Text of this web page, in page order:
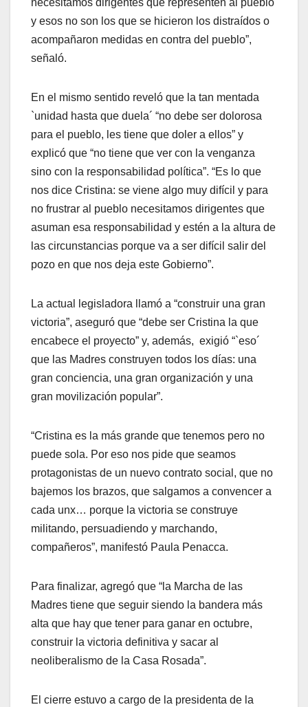
y esos no son los que se hicieron los distraídos o
acompañaron medidas en contra del pueblo”,
señaló.
En el mismo sentido reveló que la tan mentada
`unidad hasta que duela´ “no debe ser dolorosa
para el pueblo, les tiene que doler a ellos” y
explicó que “no tiene que ver con la venganza
sino con la responsabilidad política”. “Es lo que
nos dice Cristina: se viene algo muy difícil y para
no frustrar al pueblo necesitamos dirigentes que
asuman esa responsabilidad y estén a la altura de
las circunstancias porque va a ser difícil salir del
pozo en que nos deja este Gobierno”.
La actual legisladora llamó a “construir una gran
victoria”, aseguró que “debe ser Cristina la que
encabece el proyecto” y, además, exigió “`eso´
que las Madres construyen todos los días: una
gran conciencia, una gran organización y una
gran movilización popular”.
“Cristina es la más grande que tenemos pero no
puede sola. Por eso nos pide que seamos
protagonistas de un nuevo contrato social, que no
bajemos los brazos, que salgamos a convencer a
cada unx… porque la victoria se construye
militando, persuadiendo y marchando,
compañeros”, manifestó Paula Penacca.
Para finalizar, agregó que “la Marcha de las
Madres tiene que seguir siendo la bandera más
alta que hay que tener para ganar en octubre,
construir la victoria definitiva y sacar al
neoliberalismo de la Casa Rosada”.
El cierre estuvo a cargo de la presidenta de la